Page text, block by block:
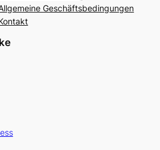
Geschäftsbedingungen